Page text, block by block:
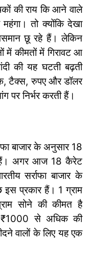
की राय कि आने वाले
महंगा। तो क्योंकि देखा
छू रहे हैं। लेकिन
कीमतों में गिरावट आ
की यह घटती बढ़ती
टैक्स, रुपए और डॉलर
पर निर्भर करती हैं।
बाजार के अनुसार 18
हैं। अगर आज 18 कैरेट
सर्राफा बाजार के
प्रकार हैं। 1 ग्राम
सोने की कीमत है
से अधिक की
वालों के लिए यह एक